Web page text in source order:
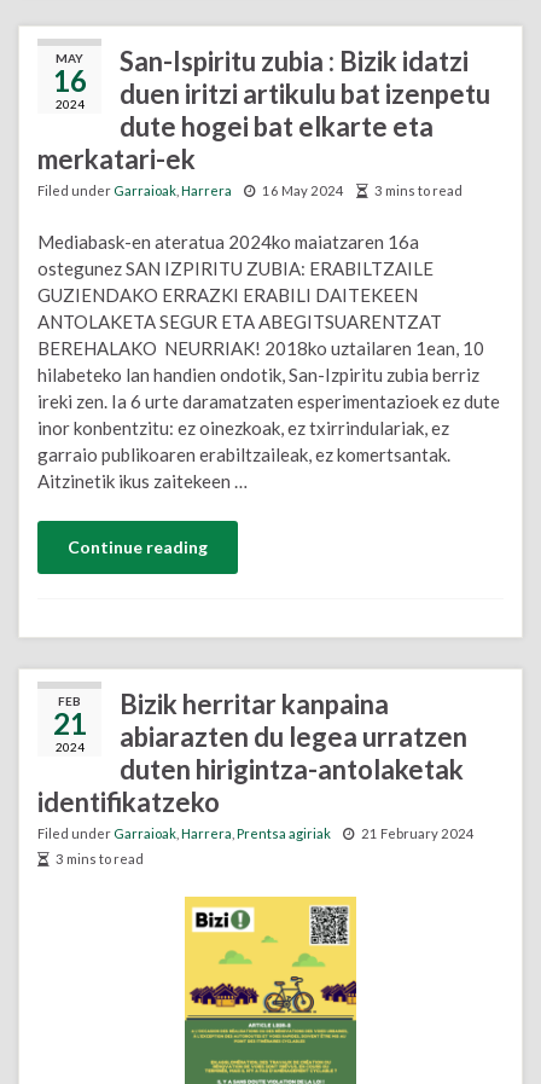
MAY
16
2024
San-Ispiritu zubia : Bizik idatzi
duen iritzi artikulu bat izenpetu
dute hogei bat elkarte eta
merkatari-ek
Filed under Garraioak Harrera 16 May 2024 3 mins to read
Mediabask-en ateratua 2024ko maiatzaren 16a
ostegunez SAN IZPIRITU ZUBIA: ERABILTZAILE
GUZIENDAKO ERRAZKI ERABILI DAITEKEEN
ANTOLAKETA SEGUR ETA ABEGITSUARENTZAT
BEREHALAKO NEURRIAK! 2018ko uztailaren 1ean, 10
hilabeteko lan handien ondotik, San-Izpiritu zubia berriz
ireki zen. Ia 6 urte daramatzaten esperimentazioek ez dute
inor konbentzitu: ez oinezkoak, ez txirrindulariak, ez
garraio publikoaren erabiltzaileak, ez komertsantak.
Aitzinetik ikus zaitekeen …
Continue reading
FEB
21
2024
Bizik herritar kanpaina
abiarazten du legea urratzen
duten hirigintza-antolaketak
identifikatzeko
Filed under Garraioak Harrera Prentsa agiriak
21 February 2024
3 mins to read